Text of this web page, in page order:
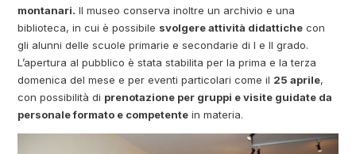
montanari. Il museo conserva inoltre un archivio e una
biblioteca, in cui è possibile svolgere attività didattiche con
gli alunni delle scuole primarie e secondarie di I e II grado.
L’apertura al pubblico è stata stabilita per la prima e la terza
domenica del mese e per eventi particolari come il 25 aprile,
con possibilitàdi prenotazione per gruppi e visite guidate da
personale formato e competente in materia.